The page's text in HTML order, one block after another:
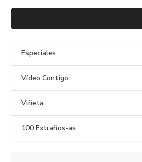
Especiales
Vídeo Contigo
Viñeta
100 Extraños-as